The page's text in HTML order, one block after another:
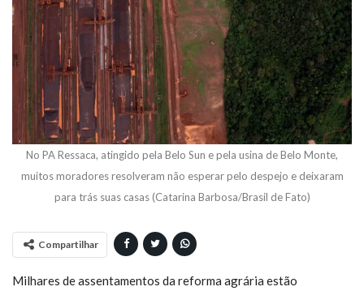
No PA Ressaca, atingido pela Belo Sun e pela usina de Belo Monte,
muitos moradores resolveram não esperar pelo despejo e deixaram
para trás suas casas (Catarina Barbosa/Brasil de Fato)
Compartilhar
Milhares de assentamentos da reforma agrária estão